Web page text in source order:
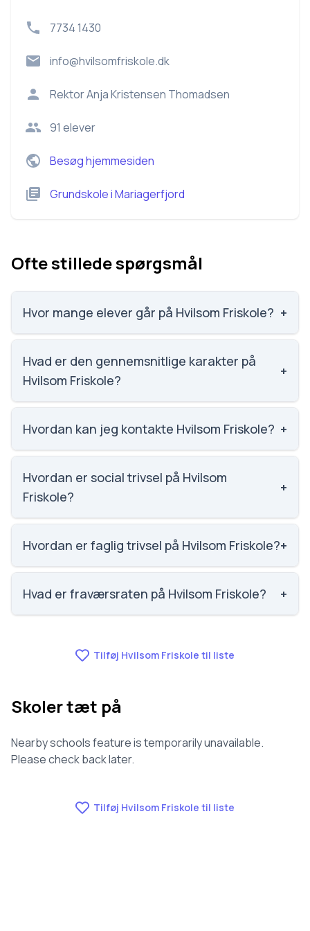
7734 1430
info@hvilsomfriskole.dk
RektorAnja Kristensen Thomadsen
91 elever
Besøg hjemmesiden
GrundskoleiMariagerfjord
Ofte stillede spørgsmål
Hvor mange elever går på Hvilsom Friskole? +
Hvilsom Friskole har 91 elever, hvilket gør den til
nummer 1891 ud af 3143 skoler.
Hvad er den gennemsnitlige karakter på
Hvilsom Friskole?
+
Karaktergennemsnittet på Hvilsom Friskole er 4.6,
nummer 1500 ud af 3143 skoler.
Hvordan kan jeg kontakte Hvilsom Friskole? +
Email: info@hvilsomfriskole.dk. Telefon: 7734 1430.
Adresse: Hvilsom Friskole Hvilsom, Skolestræde 8,
9500 Hobro. Skoleleder: Anja Kristensen
Hvordan er social trivsel på Hvilsom
Friskole?
+
Vi har ikke data om social trivsel for Hvilsom Friskole.
Hvordan er faglig trivsel på Hvilsom Friskole?+
Vi har ikke data om faglig trivsel for Hvilsom Friskole.
Hvad er fraværsraten på Hvilsom Friskole? +
Tilføj Hvilsom Friskole til liste
Skoler tæt på
Nearby schools feature is temporarily unavailable.
Please check back later.
Tilføj Hvilsom Friskole til liste